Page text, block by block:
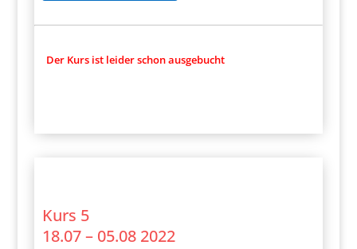
Der Kurs ist leider schon ausgebucht
Kurs 5
18.07 – 05.08 2022